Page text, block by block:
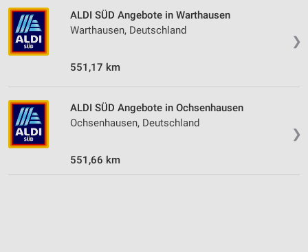
❯
ALDI SÜD Angebote in Warthausen
Warthausen, Deutschland
551,17 km
❯
ALDI SÜD Angebote in Ochsenhausen
Ochsenhausen, Deutschland
551,66 km